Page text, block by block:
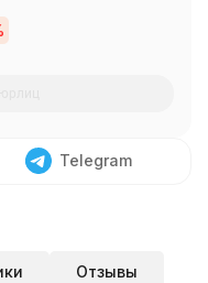
Telegram
Отзывы